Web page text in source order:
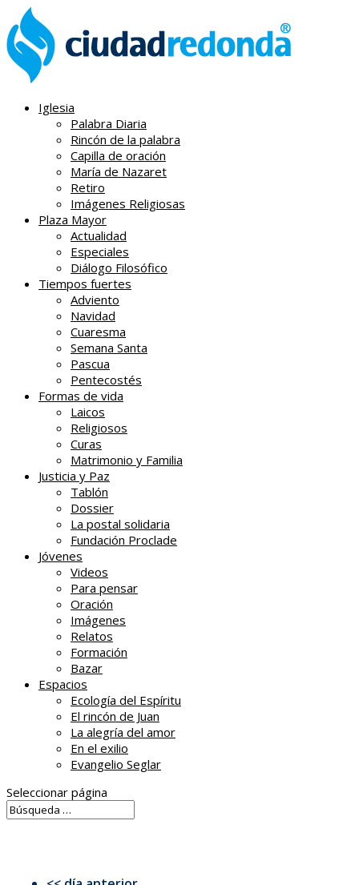
Iglesia
Palabra Diaria
Rincón de la palabra
Capilla de oración
María de Nazaret
Retiro
Imágenes Religiosas
Plaza Mayor
Actualidad
Especiales
Diálogo Filosófico
Tiempos fuertes
Adviento
Navidad
Cuaresma
Semana Santa
Pascua
Pentecostés
Formas de vida
Laicos
Religiosos
Curas
Matrimonio y Familia
Justicia y Paz
Tablón
Dossier
La postal solidaria
Fundación Proclade
Jóvenes
Videos
Para pensar
Oración
Imágenes
Relatos
Formación
Bazar
Espacios
Ecología del Espíritu
El rincón de Juan
La alegría del amor
En el exilio
Evangelio Seglar
Seleccionar página